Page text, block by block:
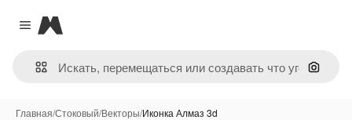
Close menu
Magnific
Поиск
Главная/Стоковый/Векторы/Иконка Алмаз 3d